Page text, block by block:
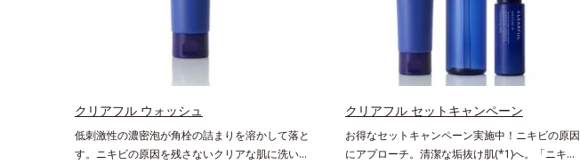
クリアフル ウォッシュ
低刺激性の濃密泡が角栓の詰まりを溶かして落と
す。ニキビの原因を残さないクリアな肌に洗い上
クリアフル セットキャンペーン
お得なセットキャンペーン実施中！ニキビの原因
にアプローチ。清潔な垢抜け肌(*1)へ。「ニキビ